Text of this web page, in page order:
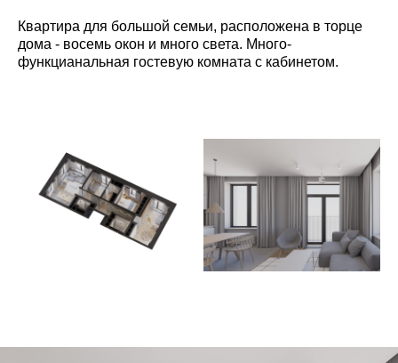
Квартира для большой семьи, расположена в торце
дома - восемь окон и много света. Много-
функцианальная гостевую комната с кабинетом.